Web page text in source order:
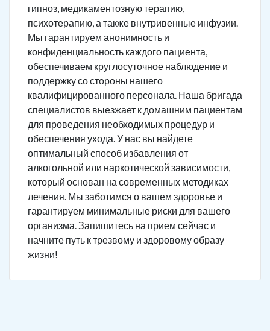
гипноз, медикаментозную терапию,
психотерапию, а также внутривенные инфузии.
Мы гарантируем анонимность и
конфиденциальность каждого пациента,
обеспечиваем круглосуточное наблюдение и
поддержку со стороны нашего
квалифицированного персонала. Наша бригада
специалистов выезжает к домашним пациентам
для проведения необходимых процедур и
обеспечения ухода. У нас вы найдете
оптимальный способ избавления от
алкогольной или наркотической зависимости,
который основан на современных методиках
лечения. Мы заботимся о вашем здоровье и
гарантируем минимальные риски для вашего
организма. Запишитесь на прием сейчас и
начните путь к трезвому и здоровому образу
жизни!